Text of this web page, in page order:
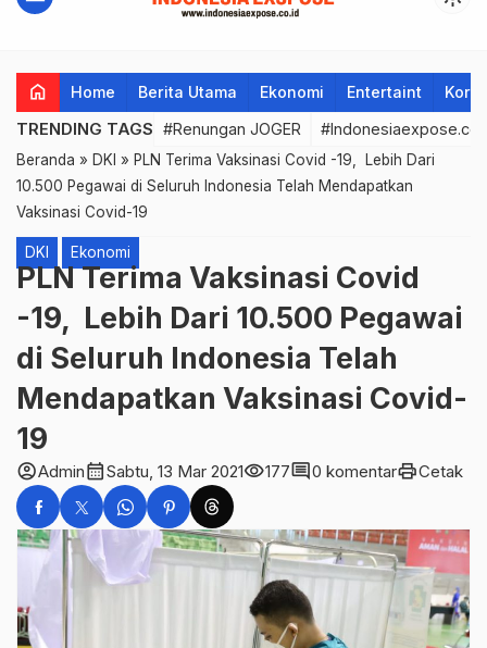
home Home Berita Utama Ekonomi Entertaint
TRENDING TAGS #Renungan JOGER
Beranda » DKI » PLN Terima Vaksinasi Covid -19, Lebih Dari
10.500 Pegawai di Seluruh Indonesia Telah Mendapatkan
Vaksinasi Covid-19
DKI Ekonomi
PLN Terima Vaksinasi Covid
-19, Lebih Dari 10.500 Pegawai
di Seluruh Indonesia Telah
Mendapatkan Vaksinasi Covid-
19
account_circleAdmincalendar_monthSabtu, 13 Mar 2021visibility177comment0 komentarprintCetak